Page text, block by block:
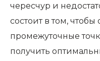
чересчур и
состоит в том,
промежуточные
получить